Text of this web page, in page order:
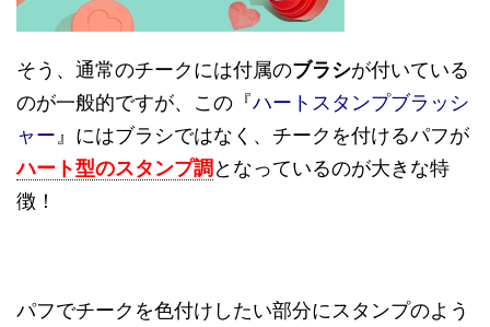
そう、通常のチークには付属のブラシが付いている
のが一般的ですが、この『ハートスタンプブラッシ
ャー』にはブラシではなく、チークを付けるパフが
ハート型のスタンプ調 となっているのが大きな特
徴！
パフでチークを色付けしたい部分にスタンプのよう